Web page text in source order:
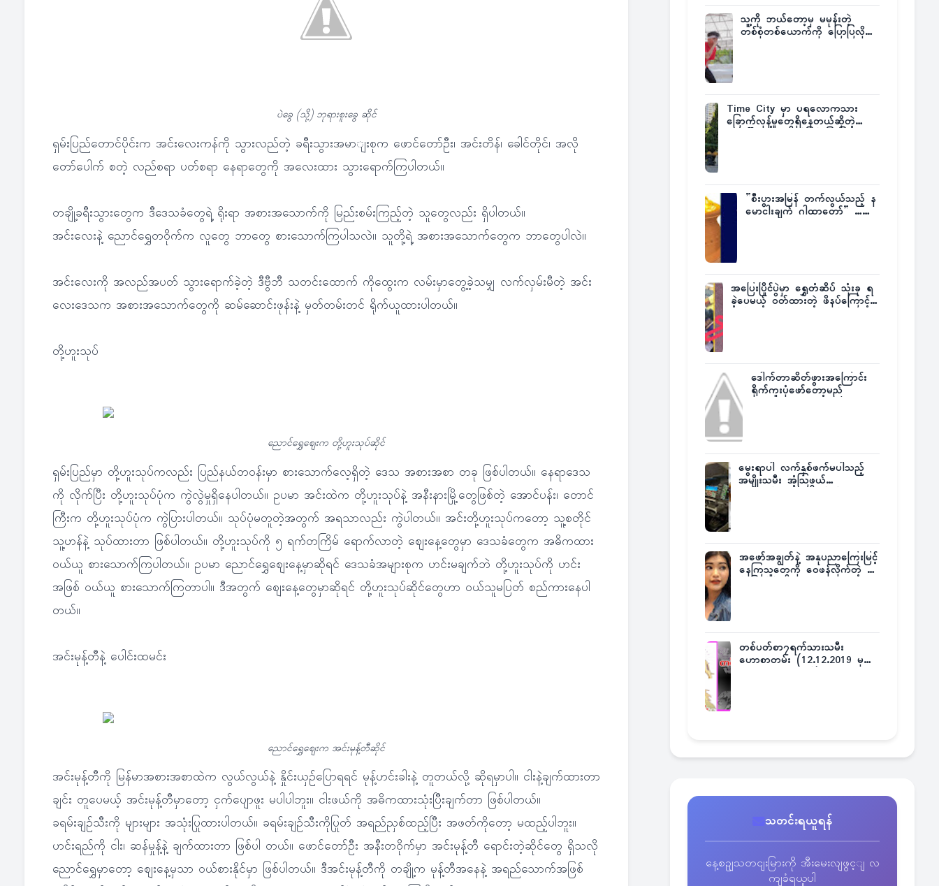
ပဲခွေ (သို့) ဘုရားစူးခွေ ဆိုင်
ရှမ်းပြည်တောင်ပိုင်းက အင်းလေးကန်ကို သွားလည်တဲ့ ခရီးသွားအမာျးစုက ဖောင်တော်ဦး၊ အင်းတိန်၊ ခေါင်တိုင်၊ အလို
တော်ပေါက် စတဲ့ လည်စရာ ပတ်စရာ နေရာတွေကို အလေးထား သွားရောက်ကြပါတယ်။
တချို့ခရီးသွားတွေက ဒီဒေသခံတွေရဲ့ ရိုးရာ အစားအသောက်ကို မြည်းစမ်းကြည့်တဲ့ သူတွေလည်း ရှိပါတယ်။
အင်းလေးနဲ့ ညောင်ရွှေတဝိုက်က လူတွေ ဘာတွေ စားသောက်ကြပါသလဲ။ သူတို့ရဲ့ အစားအသောက်တွေက ဘာတွေပါလဲ။
အင်းလေးကို အလည်အပတ် သွားရောက်ခဲ့တဲ့ ဒီဗွီဘီ သတင်းထောက် ကိုထွေးက လမ်းမှာတွေ့ခဲ့သမျှ လက်လှမ်းမီတဲ့ အင်း
လေးဒေသက အစားအသောက်တွေကို ဆမ်ဆောင်းဖုန်းနဲ့ မှတ်တမ်းတင် ရိုက်ယူထားပါတယ်။
တို့ဟူးသုပ်
ညောင်ရွှေဈေးက တို့ဟူးသုပ်ဆိုင်
ရှမ်းပြည်မှာ တို့ဟူးသုပ်ကလည်း ပြည်နယ်တဝန်းမှာ စားသောက်လေ့ရှိတဲ့ ဒေသ အစားအစာ တခု ဖြစ်ပါတယ်။ နေရာဒေသ
ကို လိုက်ပြီး တို့ဟူးသုပ်ပုံက ကွဲလွဲမှုရှိနေပါတယ်။ ဥပမာ အင်းထဲက တို့ဟူးသုပ်နဲ့ အနီးနားမြို့တွေဖြစ်တဲ့ အောင်ပန်း၊ တောင်
ကြီးက တို့ဟူးသုပ်ပုံက ကွဲပြားပါတယ်။ သုပ်ပုံမတူတဲ့အတွက် အရသာလည်း ကွဲပါတယ်။ အင်းတို့ဟူးသုပ်ကတော့ သူ့စတိုင်
သူ့ဟန်နဲ့ သုပ်ထားတာ ဖြစ်ပါတယ်။ တို့ဟူးသုပ်ကို ၅ ရက်တကြိမ် ရောက်လာတဲ့ ဈေးနေ့တွေမှာ ဒေသခံတွေက အဓိကထား
ဝယ်ယူ စားသောက်ကြပါတယ်။ ဥပမာ ညောင်ရွှေဈေးနေ့မှာဆိုရင် ဒေသခံအများစုက ဟင်းမချက်ဘဲ တို့ဟူးသုပ်ကို ဟင်း
အဖြစ် ဝယ်ယူ စားသောက်ကြတာပါ။ ဒီအတွက် ဈေးနေ့တွေမှာဆိုရင် တို့ဟူးသုပ်ဆိုင်တွေဟာ ဝယ်သူမပြတ် စည်ကားနေပါ
တယ်။
အင်းမုန့်တီနဲ့ ပေါင်းထမင်း
ညောင်ရွှေဈေးက အင်းမုန့်တီဆိုင်
အင်းမုန့်တီကို မြန်မာအစားအစာထဲက လွယ်လွယ်နဲ့ နှိုင်းယှဉ်ပြောရရင် မုန့်ဟင်းခါးနဲ့ တူတယ်လို့ ဆိုရမှာပါ။ ငါးနဲ့ချက်ထားတာ
ချင်း တူပေမယ့် အင်းမုန့်တီမှာတော့ ငှက်ပျောဖူး မပါပါဘူး။ ငါးဖယ်ကို အဓိကထားသုံးပြီးချက်တာ ဖြစ်ပါတယ်။
ခရမ်းချဉ်သီးကို များများ အသုံးပြုထားပါတယ်။ ခရမ်းချဉ်သီးကိုပြုတ် အရည်ညှစ်ထည့်ပြီး အဖတ်ကိုတော့ မထည့်ပါဘူး။
ဟင်းရည်ကို ငါး၊ ဆန်မှုန့်နဲ့ ချက်ထားတာ ဖြစ်ပါ တယ်။ ဖောင်တော်ဦး အနီးတဝိုက်မှာ အင်းမုန့်တီ ရောင်းတဲ့ဆိုင်တွေ ရှိသလို
ညောင်ရွှေမှာတော့ ဈေးနေ့မှသာ ဝယ်စားနိုင်မှာ ဖြစ်ပါတယ်။ ဒီအင်းမုန့်တီကို တချို့က မုန့်တီအနေနဲ့ အရည်သောက်အဖြစ်
သူ့ကို ဘယ်တော့မှ မမုန်းတဲ့
တစ်စုံတစ်ယောက်ကို ပြောပြလိုက်
Time City မှာ ပရလောကသား
ခြောက်လှန့်မှုတွေရှိနေတယ်ဆိုတဲ့
”စီးပွားအမြန် တက်လွယ်သည့် န
မောငါးချက် ဂါထာတော်” ……
အပြေးပြိုင်ပွဲမှာ ရွှေတံဆိပ် သုံးခု ရ
ခဲ့ပေမယ့် ဝတ်ထားတဲ့ ဖိနပ်ကြောင့်
ဒေါက်တာဆိတ်ဖွားအကြောင်း
ရိုက်ကူးပုံဖော်တော့မည်
မွေးရာပါ လက်နှစ်ဖက်မပါသည့်
အမျိုးသမီး အံ့သြဖွယ်
အဖော်အချွတ်နဲ့ အနုပညာကြေးမြင့်
နေကြသူတွေကို ဝေဖန်လိုက်တဲ့ သ
တစ်ပတ်စာ၇ရက်သားသမီး
ဟောစာတမ်း (12.12.2019 မှ
သတင်းရယူရန်
နေ့စဥျသတငျးမြားကို အီးမေးလျဖွင့ျ လ
ကျခံရယူပါ